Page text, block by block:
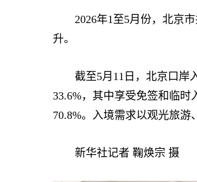
2026年1至5月份，北京市
升。
截至5月11日，北京口岸入
33.6%，其中享受免签和临
70.8%。入境需求以观光旅游
新华社记者 鞠焕宗 摄